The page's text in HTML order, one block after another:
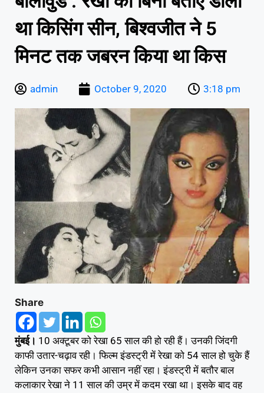
था किसिंग सीन, बिश्वजीत ने 5
मिनट तक जबरन किया था किस
admin October 9, 2020 3:18 pm
Share
मुंबई। 10 अक्टूबर को रेखा 65 साल की हो रही हैं। उनकी जिंदगी
काफी उतार-चढ़ाव रही। फिल्म इंडस्ट्री में रेखा को 54 साल हो चुके हैं
लेकिन उनका सफर कभी आसान नहीं रहा। इंडस्ट्री में बतौर बाल
कलाकार रेखा ने 11 साल की उम्र में कदम रखा था। इसके बाद वह